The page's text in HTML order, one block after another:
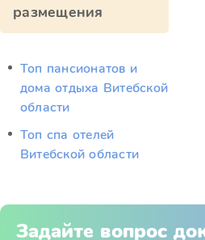
размещения
Топ пансионатов и
дома отдыха Витебской
области
Топ спа отелей
Витебской области
Задайте вопрос